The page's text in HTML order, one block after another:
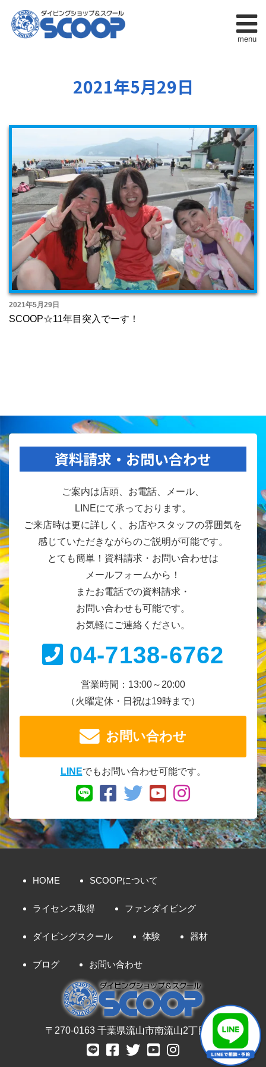
menu
2021年5月29日
2021年5月29日
SCOOP☆11年目突入でーす！
資料請求・お問い合わせ
ご案内は店頭、お電話、メール、
LINEにて承っております。
ご来店時は更に詳しく、お店やスタッフの雰囲気を
感じていただきながらのご説明が可能です。
とても簡単！資料請求・お問い合わせは
メールフォームから！
またお電話での資料請求・
お問い合わせも可能です。
お気軽にご連絡ください。
04-7138-6762
営業時間：13:00～20:00
（火曜定休・日祝は19時まで）
お問い合わせ
LINEでもお問い合わせ可能です。
HOME SCOOPについて
ライセンス取得 ファンダイビング
ダイビングスクール 体験 器材
ブログ お問い合わせ
〒270-0163 千葉県流山市南流山2丁目8-7